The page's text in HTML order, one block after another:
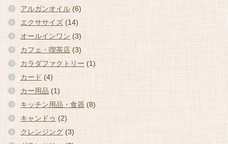
アルガンオイル (6)
エクササイズ (14)
オールインワン (3)
カフェ・喫茶店 (3)
カラダファクトリー (1)
カード (4)
カー用品 (1)
キッチン用品・食器 (8)
キャンドゥ (2)
クレンジング (3)